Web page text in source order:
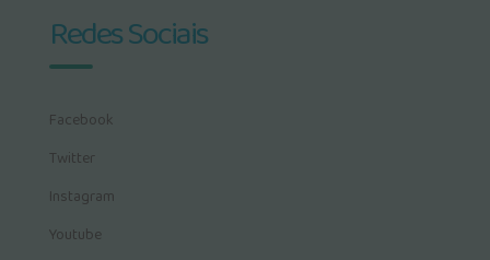
Redes Sociais
Facebook
Twitter
Instagram
Youtube